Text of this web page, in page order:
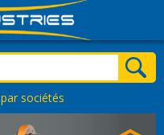
par sociétés